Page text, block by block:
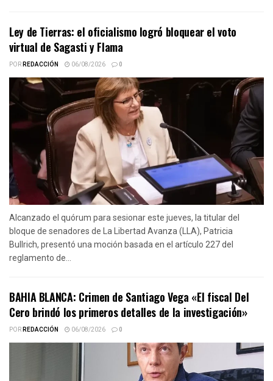
Ley de Tierras: el oficialismo logró bloquear el voto
virtual de Sagasti y Flama
PORREDACCIÓN 06/08/2026 0
Alcanzado el quórum para sesionar este jueves, la titular del
bloque de senadores de La Libertad Avanza (LLA), Patricia
Bullrich, presentó una moción basada en el artículo 227 del
reglamento de...
BAHIA BLANCA: Crimen de Santiago Vega «El fiscal Del
Cero brindó los primeros detalles de la investigación»
PORREDACCIÓN 06/08/2026 0